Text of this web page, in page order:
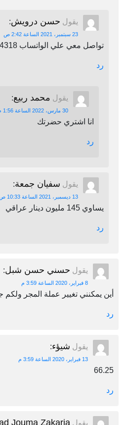
يقول حسن درويش:
23 سبتمبر، 2021 الساعة 2:42 ص
تواصل معي علي الواتساب 00249905364318
رد
يقول محمد ربيع:
30 مارس، 2022 الساعة 1:56 م
انا اشتري حضرتك
رد
يقول سفيان جمعة:
13 ديسمبر، 2021 الساعة 10:33 ص
يساوي 145 مليون دينار عراقي
رد
يقول حسني حسن شبل:
8 فبراير، 2020 الساعة 3:59 م
أين يمكنني تغيير عملة المجر
رد
يقول شيؤء:
13 فبراير، 2020 الساعة 3:59 م
66.25
رد
يقول Jouma Zakaria